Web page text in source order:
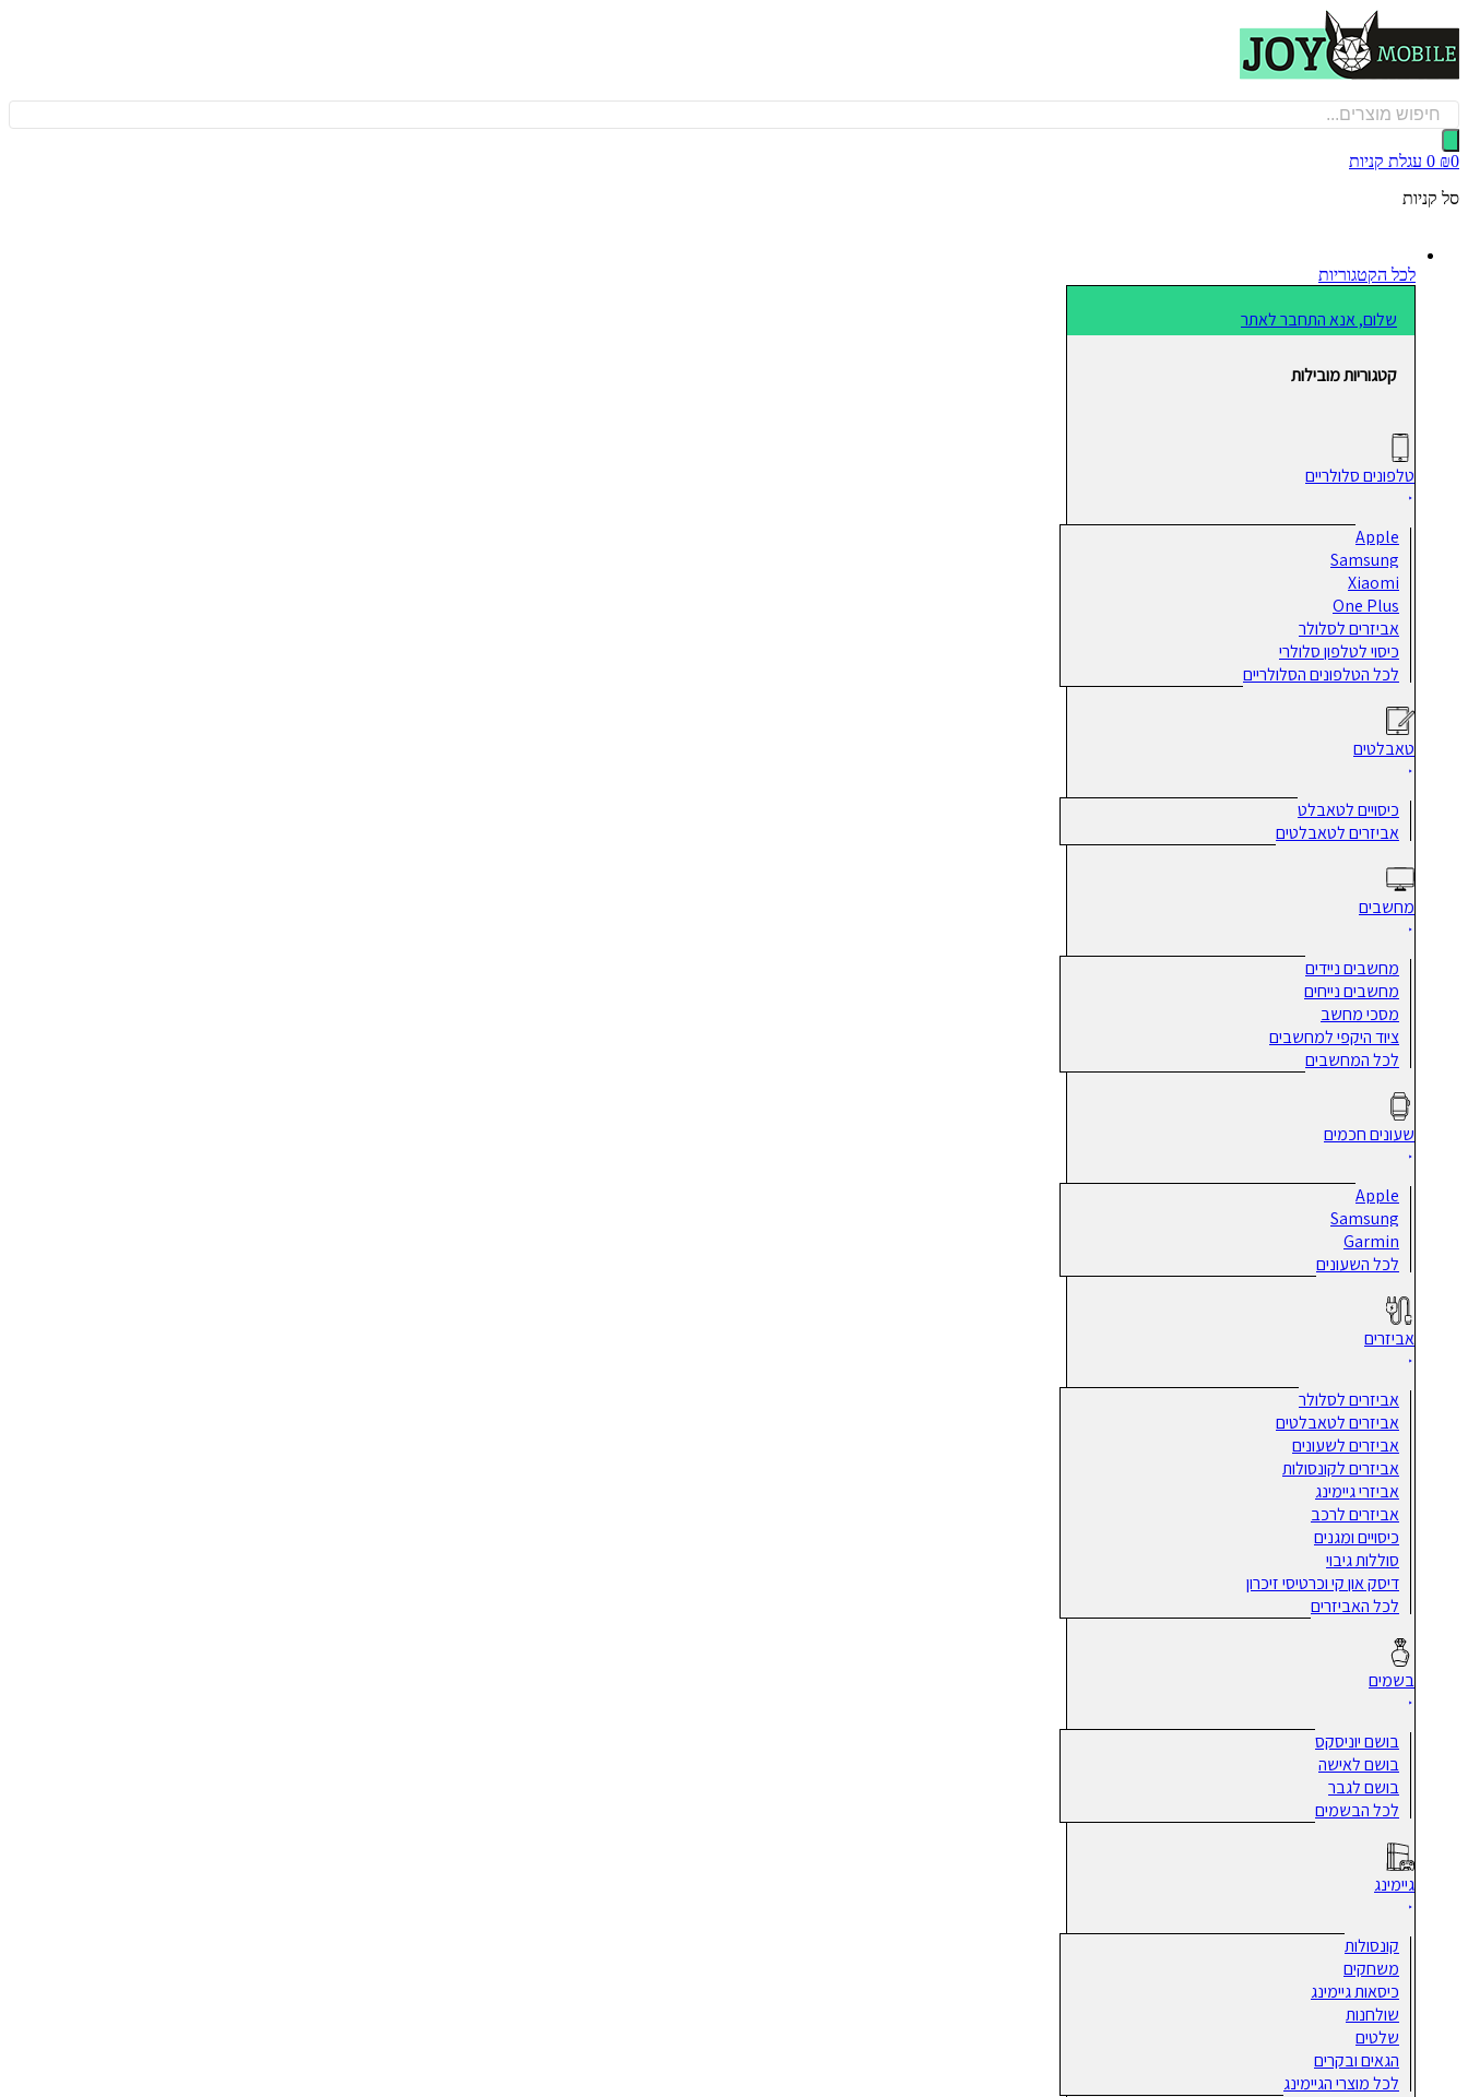
Products
search
₪0
0 עגלת קניות
סל קניות
לכל הקטגוריות
שלום, אנא התחבר לאתר
קטגוריות מובילות
טלפונים סלולריים
Apple
Samsung
Xiaomi
One Plus
אביזרים לסלולר
כיסוי לטלפון סלולרי
לכל הטלפונים הסלולריים
טאבלטים
כיסויים לטאבלט
אביזרים לטאבלטים
מחשבים
מחשבים ניידים
מחשבים נייחים
מסכי מחשב
ציוד היקפי למחשבים
לכל המחשבים
שעונים חכמים
Apple
Samsung
Garmin
לכל השעונים
אביזרים
אביזרים לסלולר
אביזרים לטאבלטים
אביזרים לשעונים
אביזרים לקונסולות
אביזרי גיימינג
אביזרים לרכב
כיסויים ומגנים
סוללות גיבוי
דיסק און קי וכרטיסי זיכרון
לכל האביזרים
בשמים
בושם יוניסקס
בושם לאישה
בושם לגבר
לכל הבשמים
גיימינג
קונסולות
משחקים
כיסאות גיימינג
שולחנות
שלטים
הגאים ובקרים
לכל מוצרי הגיימינג